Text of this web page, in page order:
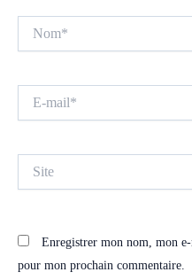
mail*
Enregistrer mon nom, mon
pour mon prochain commentaire.